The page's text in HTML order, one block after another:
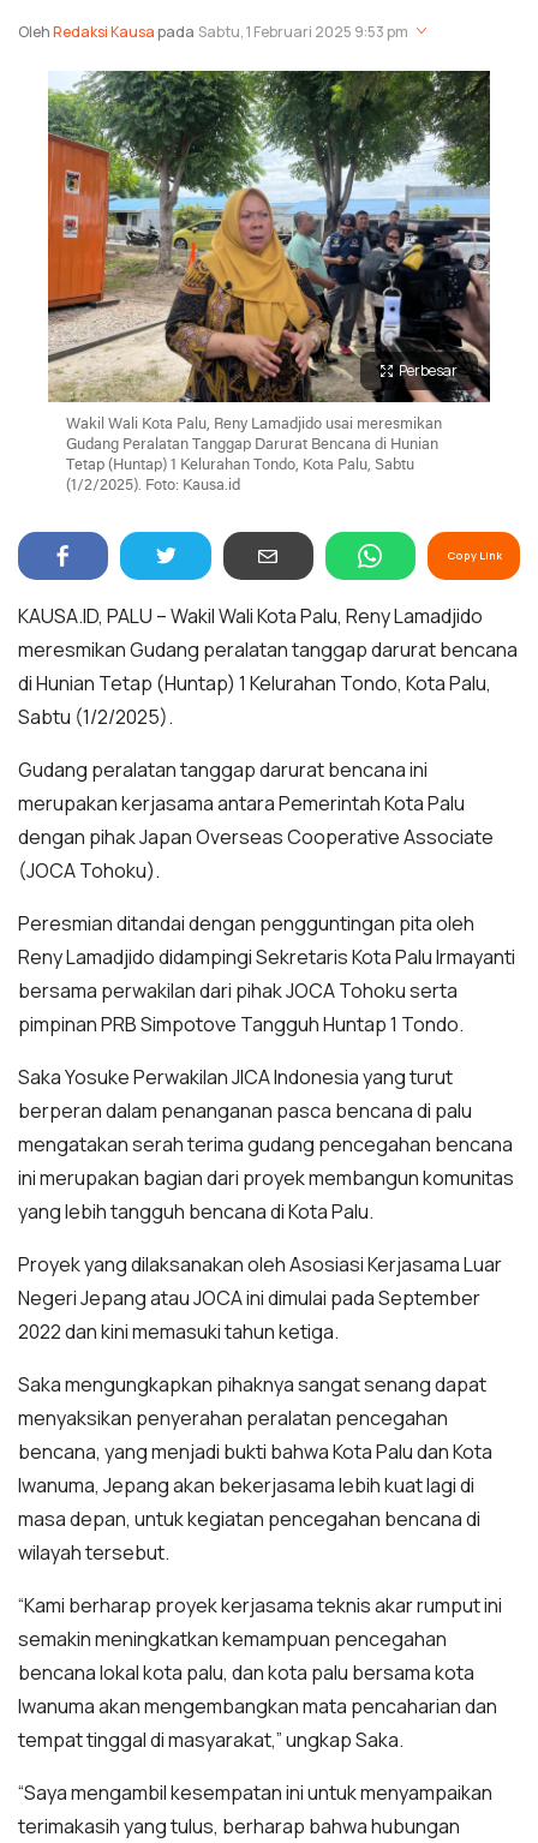
OlehRedaksi Kausapada Sabtu, 1 Februari 2025 9:53 pm
Perbesar
Wakil Wali Kota Palu, Reny Lamadjido usai meresmikan
Gudang Peralatan Tanggap Darurat Bencana di Hunian
Tetap (Huntap) 1 Kelurahan Tondo, Kota Palu, Sabtu
(1/2/2025). Foto: Kausa.id
Copy Link
KAUSA.ID, PALU – Wakil Wali Kota Palu, Reny Lamadjido
meresmikan Gudang peralatan tanggap darurat bencana
di Hunian Tetap (Huntap) 1 Kelurahan Tondo, Kota Palu,
Sabtu (1/2/2025).
Gudang peralatan tanggap darurat bencana ini
merupakan kerjasama antara Pemerintah Kota Palu
dengan pihak Japan Overseas Cooperative Associate
(JOCA Tohoku).
Peresmian ditandai dengan pengguntingan pita oleh
Reny Lamadjido didampingi Sekretaris Kota Palu Irmayanti
bersama perwakilan dari pihak JOCA Tohoku serta
pimpinan PRB Simpotove Tangguh Huntap 1 Tondo.
Saka Yosuke Perwakilan JICA Indonesia yang turut
berperan dalam penanganan pasca bencana di palu
mengatakan serah terima gudang pencegahan bencana
ini merupakan bagian dari proyek membangun komunitas
yang lebih tangguh bencana di Kota Palu.
Proyek yang dilaksanakan oleh Asosiasi Kerjasama Luar
Negeri Jepang atau JOCA ini dimulai pada September
2022 dan kini memasuki tahun ketiga.
Saka mengungkapkan pihaknya sangat senang dapat
menyaksikan penyerahan peralatan pencegahan
bencana, yang menjadi bukti bahwa Kota Palu dan Kota
Iwanuma, Jepang akan bekerjasama lebih kuat lagi di
masa depan, untuk kegiatan pencegahan bencana di
wilayah tersebut.
“Kami berharap proyek kerjasama teknis akar rumput ini
semakin meningkatkan kemampuan pencegahan
bencana lokal kota palu, dan kota palu bersama kota
Iwanuma akan mengembangkan mata pencaharian dan
tempat tinggal di masyarakat,” ungkap Saka.
“Saya mengambil kesempatan ini untuk menyampaikan
terimakasih yang tulus, berharap bahwa hubungan